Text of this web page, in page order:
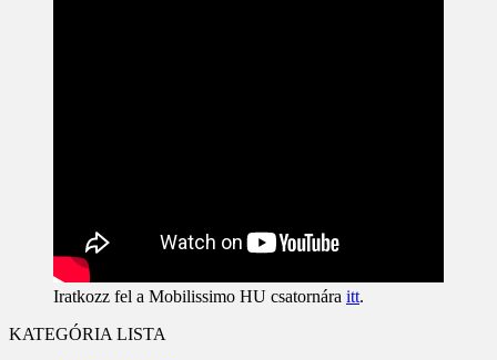
Iratkozz fel a Mobilissimo HU csatornára itt.
KATEGÓRIA LISTA